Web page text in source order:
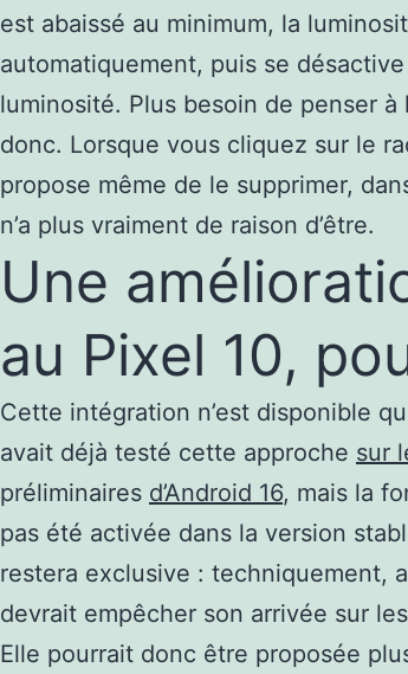
est abaissé au minimum, la
automatiquement, puis se
luminosité. Plus besoin de penser à
donc. Lorsque vous cliquez sur le
propose même de le supprimer,
n’a plus vraiment de raison d’être.
Une
au Pixel 10,
Cette intégration n’est disponible
avait déjà testé cette approche sur
préliminaires d’Android 16, mais la
pas été activée dans la version
restera exclusive : techniquement,
devrait empêcher son arrivée sur
Elle pourrait donc être proposée